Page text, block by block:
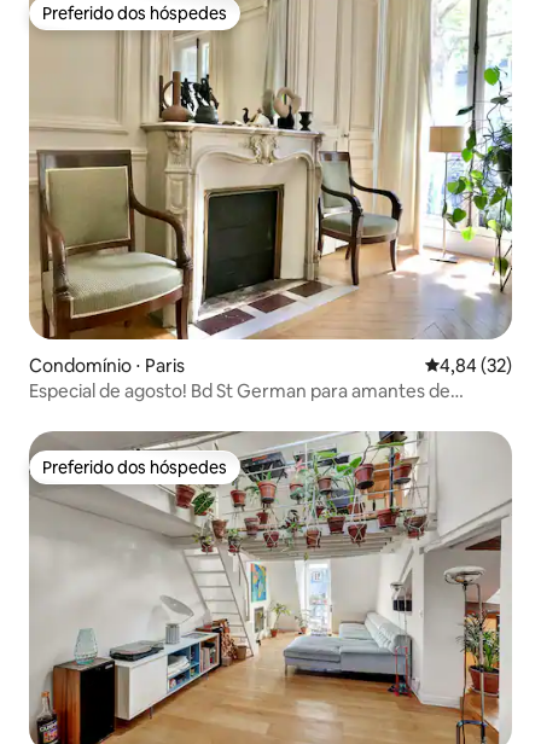
Preferido dos hóspedes
Preferido dos hóspedes
Condomínio ⋅ Paris 4,84 de uma
4,84 (32)
Especial de agosto! Bd St German para amantes de
Preferido dos hóspedes
Preferido dos hóspedes